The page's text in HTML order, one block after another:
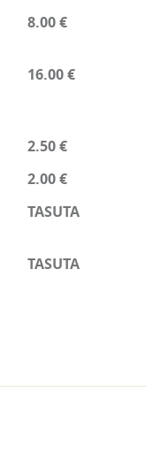
8.00 €
16.00 €
2.50 €
2.00 €
TASUTA
TASUTA